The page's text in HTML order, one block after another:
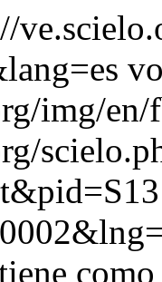
img/